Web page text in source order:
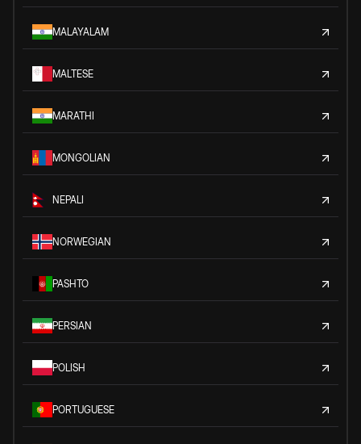
MALAYALAM
MALTESE
MARATHI
MONGOLIAN
NEPALI
NORWEGIAN
PASHTO
PERSIAN
POLISH
PORTUGUESE